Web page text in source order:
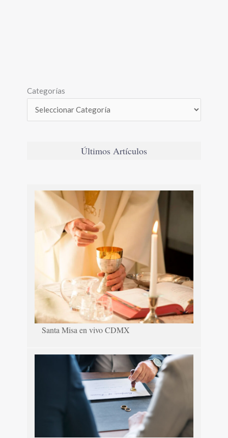
Categorías
Últimos Artículos
Santa Misa en vivo CDMX